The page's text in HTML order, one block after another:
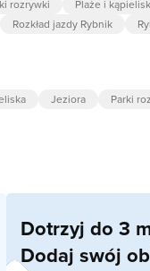
rozrywki Plaże i
Rozkład jazdy Rybnik
Jeziora Parki
Dotrzyj do 3
Dodaj swój